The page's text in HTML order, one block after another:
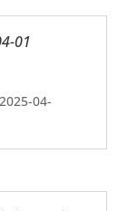
01
04-